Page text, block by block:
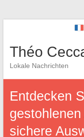
Théo
Lokale Nachrichten
Entdecken
sichere